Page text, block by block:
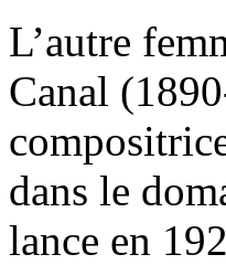
L’autre
Canal
dans le
lance en